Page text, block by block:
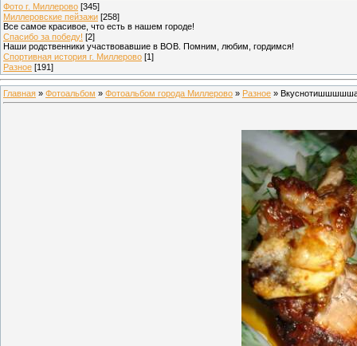
Фото г. Миллерово [345]
Миллеровские пейзажи [258]
Все самое красивое, что есть в нашем городе!
Спасибо за победу! [2]
Наши родственники участвовавшие в ВОВ. Помним, любим, гордимся!
Спортивная история г. Миллерово [1]
Разное [191]
Главная » Фотоальбом » Фотоальбом города Миллерово » Разное »